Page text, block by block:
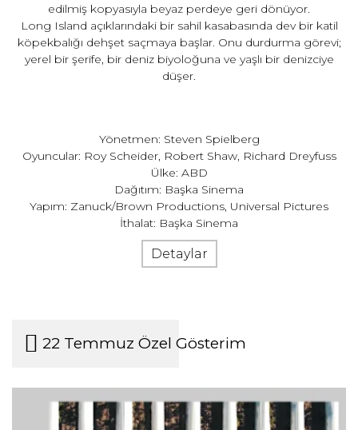
edilmiş kopyasıyla beyaz perdeye geri dönüyor.
Long Island açıklarındaki bir sahil kasabasında dev bir katil
köpekbalığı dehşet saçmaya başlar. Onu durdurma görevi;
yerel bir şerife, bir deniz biyoloğuna ve yaşlı bir denizciye
düşer.
Yönetmen: Steven Spielberg
Oyuncular: Roy Scheider, Robert Shaw, Richard Dreyfuss
Ülke: ABD
Dağıtım: Başka Sinema
Yapım: Zanuck/Brown Productions, Universal Pictures
İthalat: Başka Sinema
Detaylar
22 Temmuz Özel Gösterim